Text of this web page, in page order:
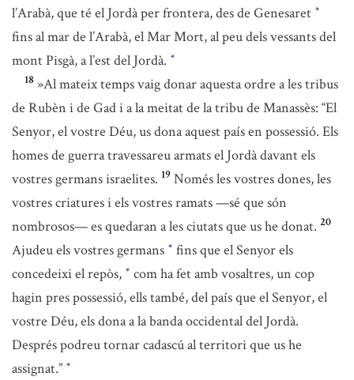
l’Arabà, que té el Jordà per frontera, des de Genesaret *
fins al mar de l’Arabà, el Mar Mort, al peu dels vessants del
mont Pisgà, a l’est del Jordà. *
18 »Al mateix temps vaig donar aquesta ordre a les tribus
de Rubèn i de Gad i a la meitat de la tribu de Manassès: “El
Senyor, el vostre Déu, us dona aquest país en possessió. Els
homes de guerra travessareu armats el Jordà davant els
vostres germans israelites. 19 Només les vostres dones, les
vostres criatures i els vostres ramats —sé que són
nombrosos— es quedaran a les ciutats que us he donat. 20
Ajudeu els vostres germans * fins que el Senyor els
concedeixi el repòs, * com ha fet amb vosaltres, un cop
hagin pres possessió, ells també, del país que el Senyor, el
vostre Déu, els dona a la banda occidental del Jordà.
Després podreu tornar cadascú al territori que us he
assignat.” *